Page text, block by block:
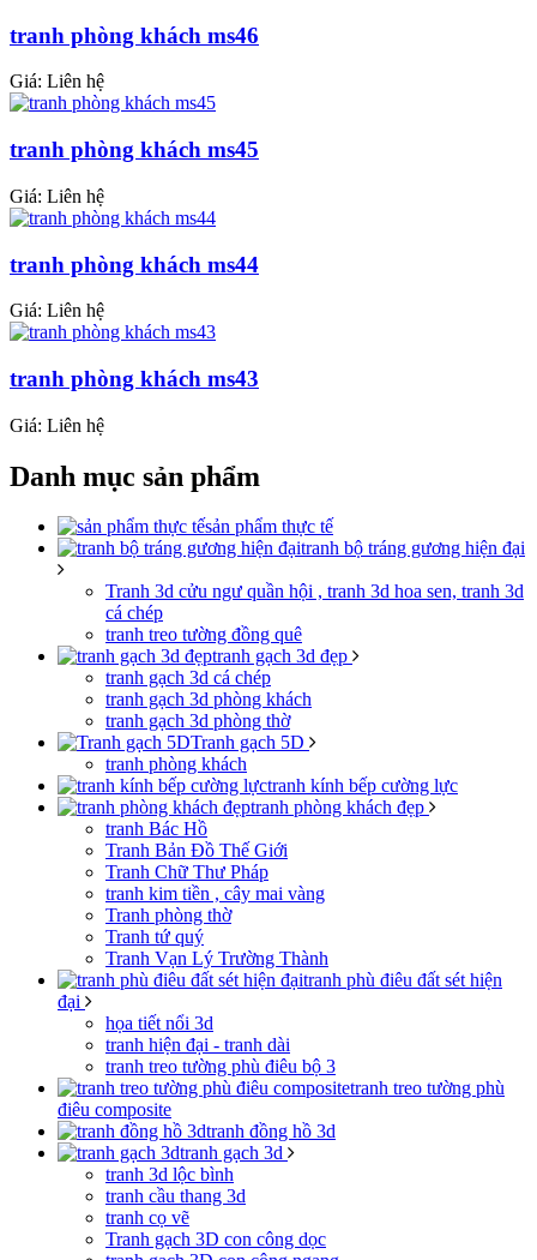
tranh phòng khách ms46
Giá: Liên hệ
tranh phòng khách ms45
Giá: Liên hệ
tranh phòng khách ms44
Giá: Liên hệ
tranh phòng khách ms43
Giá: Liên hệ
Danh mục sản phẩm
sản phẩm thực tế
tranh bộ tráng gương hiện đại
Tranh 3d cửu ngư quần hội , tranh 3d hoa sen, tranh 3d
cá chép
tranh treo tường đồng quê
tranh gạch 3d đẹp
tranh gạch 3d cá chép
tranh gạch 3d phòng khách
tranh gạch 3d phòng thờ
Tranh gạch 5D
tranh phòng khách
tranh kính bếp cường lực
tranh phòng khách đẹp
tranh Bác Hồ
Tranh Bản Đồ Thế Giới
Tranh Chữ Thư Pháp
tranh kim tiền , cây mai vàng
Tranh phòng thờ
Tranh tứ quý
Tranh Vạn Lý Trường Thành
tranh phù điêu đất sét hiện
đại
họa tiết nổi 3d
tranh hiện đại - tranh dài
tranh treo tường phù điêu bộ 3
tranh treo tường phù
điêu composite
tranh đồng hồ 3d
tranh gạch 3d
tranh 3d lộc bình
tranh cầu thang 3d
tranh cọ vẽ
Tranh gạch 3D con công dọc